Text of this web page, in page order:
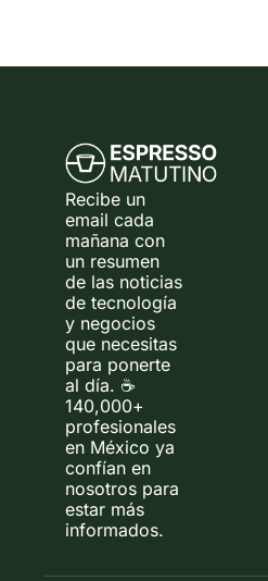
Recibe un
email cada
mañana con
un resumen
de las noticias
de tecnología
y negocios
que necesitas
para ponerte
al día. ☕
140,000+
profesionales
en México ya
confían en
nosotros para
estar más
informados.